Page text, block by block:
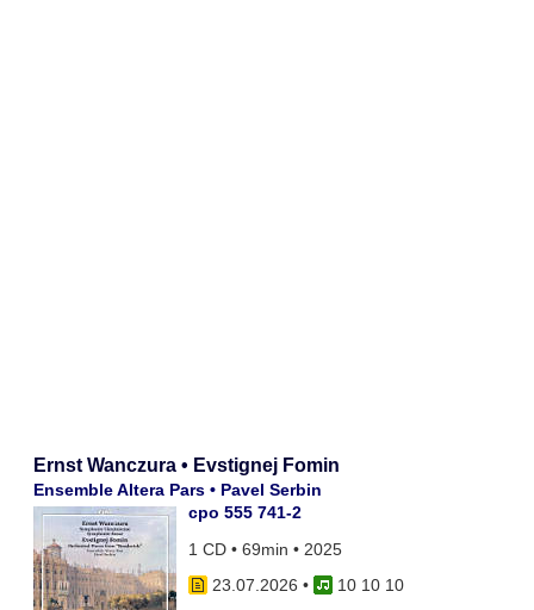
Ernst Wanczura • Evstignej Fomin
Ensemble Altera Pars • Pavel Serbin
cpo 555 741-2
1 CD • 69min • 2025
23.07.2026 •
10 10 10